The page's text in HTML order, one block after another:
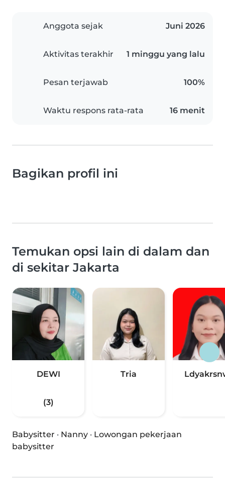
Anggota sejak Juni 2026
Aktivitas terakhir 1 minggu yang lalu
Pesan terjawab 100%
Waktu respons rata-rata 16 menit
Bagikan profil ini
Temukan opsi lain di dalam dan
di sekitar Jakarta
DEWI
(3)
Tria
Babysitter · Nanny · Lowongan pekerjaan
babysitter